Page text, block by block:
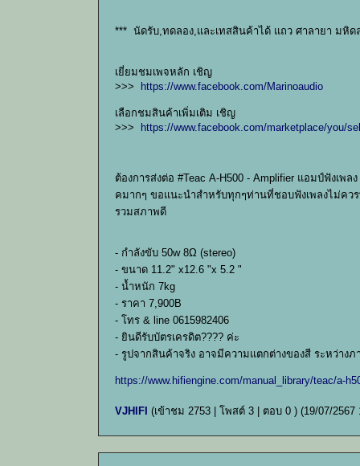
*** นัดรับ,ทดลอง,และเทสสินค้าได้ แถว ศาลายา มหิด
เยี่ยมชมเพจหลัก เชิญ
>>>
https://www.facebook.com/Marinoaudio
เลือกชมสินค้าเพิ่มเติม เชิญ
>>>
https://www.facebook.com/marketplace/you/
ต้องการส่งต่อ #Teac A-H500 - Amplifier แอมป์ฟังเพ
คมากๆ ขอแนะนำสำหรับทุกๆท่านที่ชอบฟังเพลงไม่คว
รวมสภาพดี
- กำลังขับ 50w 8Ω (stereo)
- ขนาด 11.2" x12.6 "x 5.2 "
- น้ำหนัก 7kg
- ราคา 7,900B
- โทร & line 0615982406
- ยินดีรับบัตรเครดิต???? ค่ะ
- รูปจากสินค้าจริง อาจมีความแตกต่างของสี ระหว่าง
https://www.hifiengine.com/manual_library/teac/a-
VJHIFI (เข้าชม 2753 | โพสต์ 3 | ตอบ 0 ) (19/07/2567